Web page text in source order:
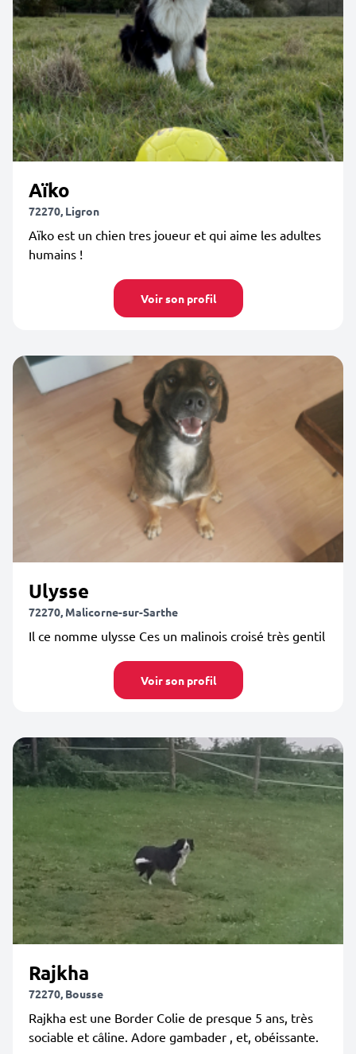
Aïko
72270, Ligron
Aïko est un chien tres joueur et qui aime les adultes
humains !
Voir son profil
Ulysse
72270, Malicorne-sur-Sarthe
Il ce nomme ulysse Ces un malinois croisé très gentil
Voir son profil
Rajkha
72270, Bousse
Rajkha est une Border Colie de presque 5 ans, très
sociable et câline. Adore gambader , et, obéissante.